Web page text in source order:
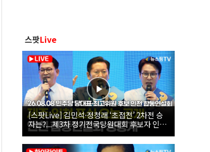
스팟Live
[스팟Live] 김민석·정청래 ‘초접전’ 2차전 승
자는?...제3차 정기전국당원대회 후보자 인천
합동연설회 생중계 | 26.08.08